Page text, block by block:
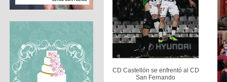
CD Castellón se enfrentó al CD
San Fernando